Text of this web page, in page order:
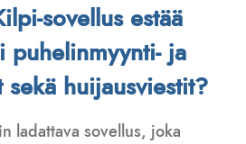
sovellus estää
puhelinmyynti- ja
huijausviestit?
ladattava sovellus, joka